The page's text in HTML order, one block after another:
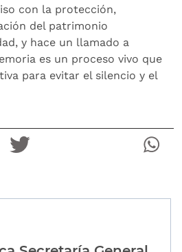
con la protección,
del patrimonio
y hace un llamado a
es un proceso vivo que
para evitar el silencio y el